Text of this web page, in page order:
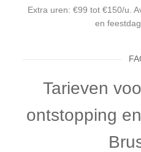
Extra uren: €99 tot €150/u.
en
Tarieven
ontstopping